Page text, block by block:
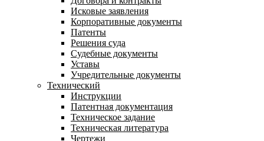
Исковые заявления
Корпоративные документы
Патенты
Решения суда
Судебные документы
Уставы
Учредительные документы
Технический
Инструкции
Патентная документация
Техническое задание
Техническая литература
Чертежи